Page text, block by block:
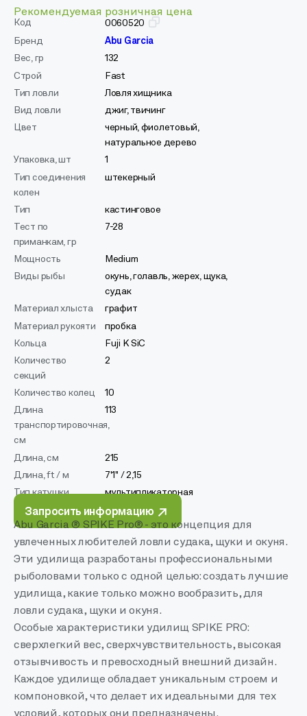
Рекомендуемая розничная цена
Код
0060520
Бренд
Abu Garcia
Вес, гр
132
Строй
Fast
Тип ловли
Ловля хищника
Вид ловли
джиг, твичинг
Цвет
черный, фиолетовый,
натуральное дерево
Упаковка, шт
1
Тип соединения
колен
штекерный
Тип
кастинговое
Тест по
приманкам, гр
7-28
Мощность
Medium
Виды рыбы
окунь, голавль, жерех, щука,
судак
Материал хлыста
графит
Материал рукояти
пробка
Кольца
Fuji K SiC
Количество
секций
2
Количество колец
10
Длина
транспортировочная,
см
113
Длина, см
215
Длина, ft / м
7'1" / 2,15
Тип катушки
мультипликаторная
Запросить информацию
Abu Garcia ® SPIKE Pro® - это концепция для
увлеченных любителей ловли судака, щуки и окуня.
Эти удилища разработаны профессиональными
рыболовами только с одной целью: создать лучшие
удилища, какие только можно вообразить, для
ловли судака, щуки и окуня.
Особые характеристики удилищ SPIKE PRO:
сверхлегкий вес, сверхчувствительность, высокая
отзывчивость и превосходный внешний дизайн.
Каждое удилище обладает уникальным строем и
компоновкой, что делает их идеальными для тех